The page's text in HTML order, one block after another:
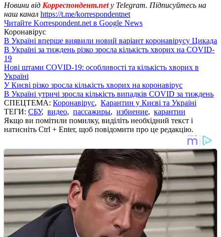
Новини від Корреспондент.net у Telegram. Підписуйтесь на
наш канал https://t.me/korrespondentnet
Читайте Korrespondent.net в Google News
Коронавірус
В Україні вперше виявили новий варіант коронавірусу Цикада
В Україні за тиждень різко зросла кількість хворих на COVID-
19
Нові штами COVID-19: особливості та кількість хворих в
Україні
У Києві різко зросла кількість хворих на коронавірус
В Україні утричі зросла кількість випадків COVID за тиждень
СПЕЦТЕМА: Коронавірус, Карантин у Києві та Україні
ТЕГИ: СБУ, видео, пассажиры, избиение, карантин
Якщо ви помітили помилку, виділіть необхідний текст і
натисніть Ctrl + Enter, щоб повідомити про це редакцію.